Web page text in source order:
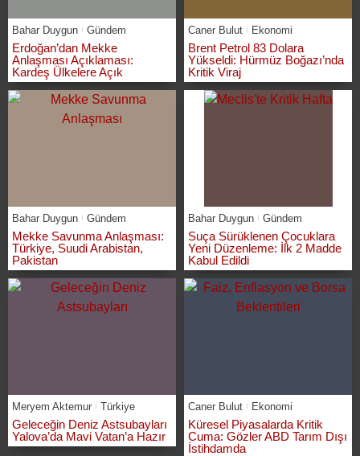
Bahar Duygun Gündem
Erdoğan’dan Mekke
Anlaşması Açıklaması:
Kardeş Ülkelere Açık
Caner Bulut Ekonomi
Brent Petrol 83 Dolara
Yükseldi: Hürmüz Boğazı’nda
Kritik Viraj
Bahar Duygun Gündem
Mekke Savunma Anlaşması:
Türkiye, Suudi Arabistan,
Pakistan
Bahar Duygun Gündem
Suça Sürüklenen Çocuklara
Yeni Düzenleme: İlk 2 Madde
Kabul Edildi
Meryem Aktemur Türkiye
Geleceğin Deniz Astsubayları
Yalova’da Mavi Vatan’a Hazır
Caner Bulut Ekonomi
Küresel Piyasalarda Kritik
Cuma: Gözler ABD Tarım Dışı
İstihdamda